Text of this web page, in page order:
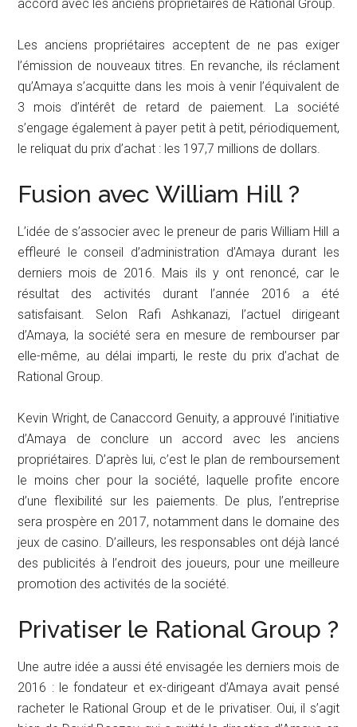
accord avec les anciens propriétaires de Rational Group.
Les anciens propriétaires acceptent de ne pas exiger
l’émission de nouveaux titres. En revanche, ils réclament
qu’Amaya s’acquitte dans les mois à venir l’équivalent de
3 mois d’intérêt de retard de paiement. La société
s’engage également à payer petit à petit, périodiquement,
le reliquat du prix d’achat : les 197,7 millions de dollars.
Fusion avec William Hill ?
L’idée de s’associer avec le preneur de paris William Hill a
effleuré le conseil d’administration d’Amaya durant les
derniers mois de 2016. Mais ils y ont renoncé, car le
résultat des activités durant l’année 2016 a été
satisfaisant. Selon Rafi Ashkanazi, l’actuel dirigeant
d’Amaya, la société sera en mesure de rembourser par
elle-même, au délai imparti, le reste du prix d’achat de
Rational Group.
Kevin Wright, de Canaccord Genuity, a approuvé l’initiative
d’Amaya de conclure un accord avec les anciens
propriétaires. D’après lui, c’est le plan de remboursement
le moins cher pour la société, laquelle profite encore
d’une flexibilité sur les paiements. De plus, l’entreprise
sera prospère en 2017, notamment dans le domaine des
jeux de casino. D’ailleurs, les responsables ont déjà lancé
des publicités à l’endroit des joueurs, pour une meilleure
promotion des activités de la société.
Privatiser le Rational Group ?
Une autre idée a aussi été envisagée les derniers mois de
2016 : le fondateur et ex-dirigeant d’Amaya avait pensé
racheter le Rational Group et de le privatiser. Oui, il s’agit